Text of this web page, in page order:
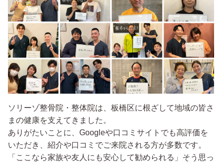
ソリーゾ整骨院・整体院は、板橋区に根ざして地域の皆さ
まの健康を支えてきました。
ありがたいことに、Googleや口コミサイトでも高評価を
いただき、紹介や口コミでご来院される方が多数です。
「ここなら家族や友人にも安心して勧められる」そう思っ